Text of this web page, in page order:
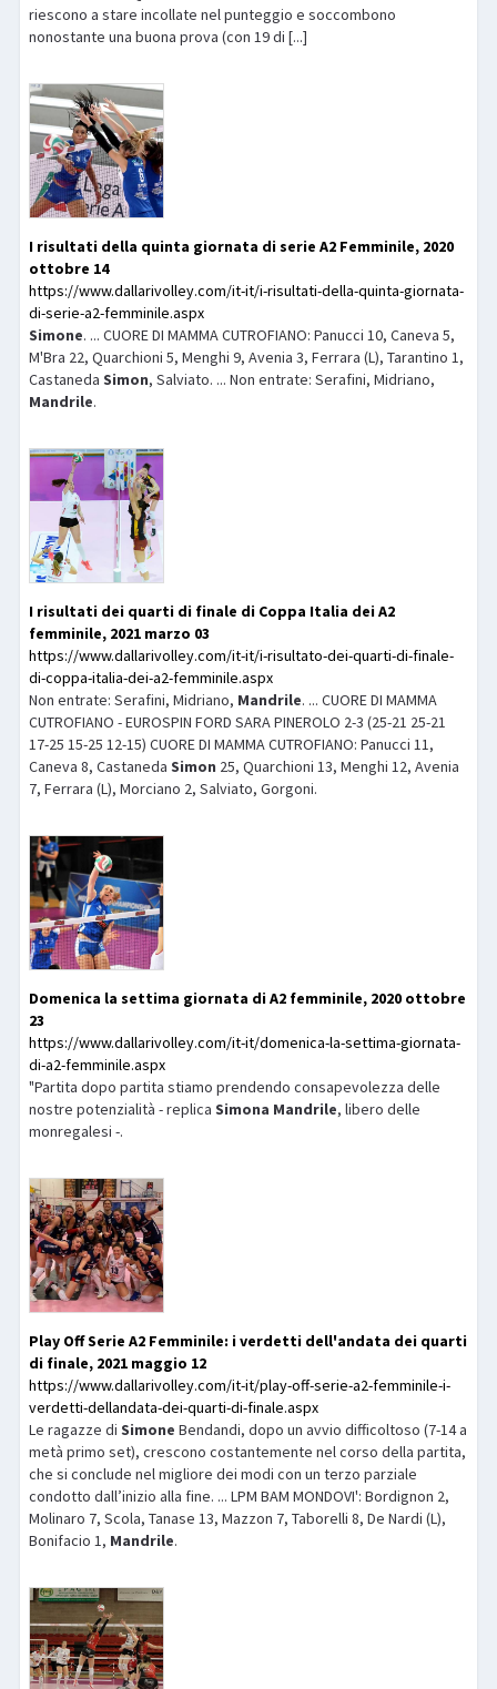
riescono a stare incollate nel punteggio e soccombono
nonostante una buona prova (con 19 di [...]
I risultati della quinta giornata di serie A2 Femminile, 2020
ottobre 14
https://www.dallarivolley.com/it-it/i-risultati-della-quinta-giornata-
di-serie-a2-femminile.aspx
Simone. ... CUORE DI MAMMA CUTROFIANO: Panucci 10, Caneva 5,
M'Bra 22, Quarchioni 5, Menghi 9, Avenia 3, Ferrara (L), Tarantino 1,
CastanedaSimon, Salviato. ... Non entrate: Serafini, Midriano,
Mandrile.
I risultati dei quarti di finale di Coppa Italia dei A2
femminile, 2021 marzo 03
https://www.dallarivolley.com/it-it/i-risultato-dei-quarti-di-finale-
di-coppa-italia-dei-a2-femminile.aspx
Non entrate: Serafini, Midriano, Mandrile. ... CUORE DI MAMMA
CUTROFIANO - EUROSPIN FORD SARA PINEROLO 2-3 (25-21 25-21
17-25 15-25 12-15) CUORE DI MAMMA CUTROFIANO: Panucci 11,
Caneva 8, CastanedaSimon 25, Quarchioni 13, Menghi 12, Avenia
7, Ferrara (L), Morciano 2, Salviato, Gorgoni.
Domenica la settima giornata di A2 femminile, 2020 ottobre
23
https://www.dallarivolley.com/it-it/domenica-la-settima-giornata-
di-a2-femminile.aspx
"Partita dopo partita stiamo prendendo consapevolezza delle
nostre potenzialità - replicaSimona Mandrile, libero delle
monregalesi -.
Play Off Serie A2 Femminile: i verdetti dell'andata dei quarti
di finale, 2021 maggio 12
https://www.dallarivolley.com/it-it/play-off-serie-a2-femminile-i-
verdetti-dellandata-dei-quarti-di-finale.aspx
Le ragazze diSimone Bendandi, dopo un avvio difficoltoso (7-14 a
metà primo set), crescono costantemente nel corso della partita,
che si conclude nel migliore dei modi con un terzo parziale
condotto dall’inizio alla fine. ... LPM BAM MONDOVI': Bordignon 2,
Molinaro 7, Scola, Tanase 13, Mazzon 7, Taborelli 8, De Nardi (L),
Bonifacio 1, Mandrile.